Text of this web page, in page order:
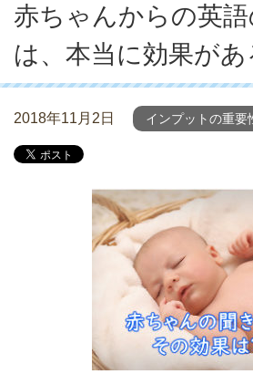
赤ちゃんからの英
は、本当に効果があ
2018年11月2日 インプットの重要